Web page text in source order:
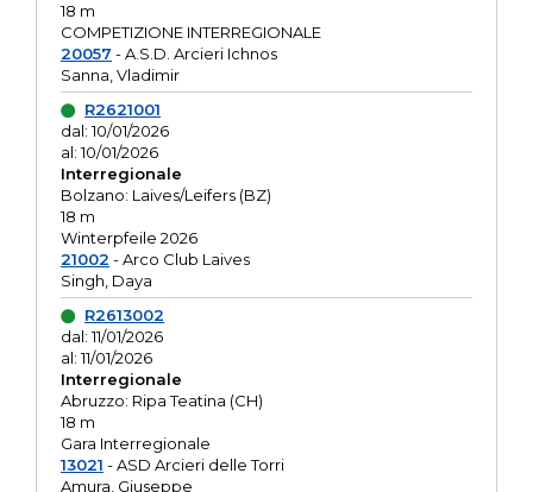
18 m
COMPETIZIONE INTERREGIONALE
20057 - A.S.D. Arcieri Ichnos
Sanna, Vladimir
R2621001
dal: 10/01/2026
al: 10/01/2026
Interregionale
Bolzano: Laives/Leifers (BZ)
18 m
Winterpfeile 2026
21002 - Arco Club Laives
Singh, Daya
R2613002
dal: 11/01/2026
al: 11/01/2026
Interregionale
Abruzzo: Ripa Teatina (CH)
18 m
Gara Interregionale
13021 - ASD Arcieri delle Torri
Amura, Giuseppe